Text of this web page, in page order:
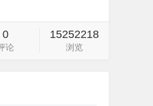
0
论
15252218
浏览